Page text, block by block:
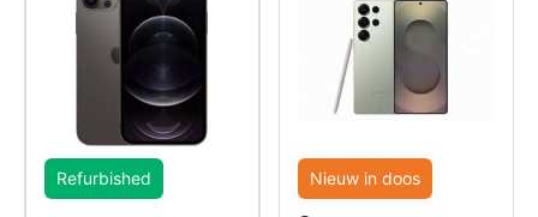
Refurbished Nieuw in doos